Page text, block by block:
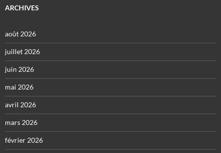
ARCHIVES
août 2026
juillet 2026
juin 2026
mai 2026
avril 2026
mars 2026
février 2026